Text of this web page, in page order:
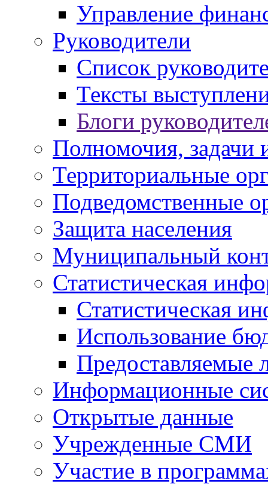
Управление
Руководители
Список
Тексты
Блоги
Полномочия, задачи
Территориальные
Подведомственные
Защита населения
Муниципальный
Статистическая
Статистическая
Использование
Предоставляемые
Информационные
Открытые данные
Учрежденные СМИ
Участие в